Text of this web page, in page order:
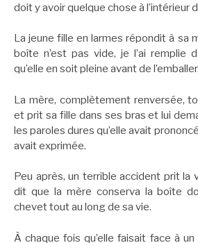
doit y avoir quelque chose à l’intérieur
La jeune fille en larmes répondit à sa
boîte n’est pas vide, je l’ai remplie
qu’elle en soit pleine avant de
La mère, complètement renversée,
et prit sa fille dans ses bras et lui
les paroles dures qu’elle avait
avait exprimée.
Peu après, un terrible accident prit la
dit que la mère conserva la boîte
chevet tout au long de sa vie.
À chaque fois qu’elle faisait face à